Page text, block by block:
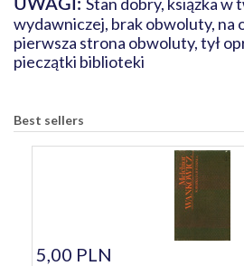
UWAGI:
wydawniczej, brak obwoluty, na
pierwsza strona obwoluty, tył
pieczątki biblioteki
Best sellers
5,00 PLN